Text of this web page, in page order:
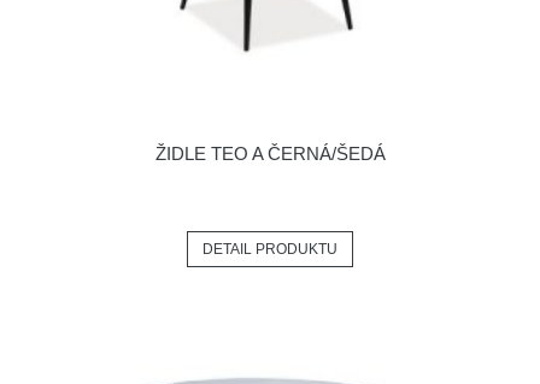
ŽIDLE TEO A ČERNÁ/ŠEDÁ
DETAIL PRODUKTU